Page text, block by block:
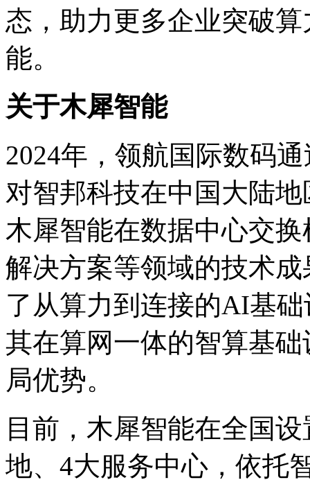
态，助力更多企业突破
能。
关于木犀智能
2024年，领航国际数码
对智邦科技在中国大陆
木犀智能在数据中心交换
解决方案等领域的技术成
了从算力到连接的AI基础
其在算网一体的智算基
局优势。
目前，木犀智能在全国
地、4大服务中心，